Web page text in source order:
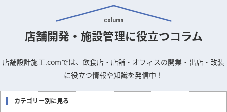
column
店舗開発・施設管理に役立つコラム
店舗設計施工.comでは、飲食店・店舗・オフィスの開業・出店・改装
に役立つ情報や知識を発信中！
カテゴリー別に見る